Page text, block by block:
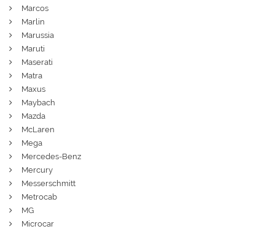
Marcos
Marlin
Marussia
Maruti
Maserati
Matra
Maxus
Maybach
Mazda
McLaren
Mega
Mercedes-Benz
Mercury
Messerschmitt
Metrocab
MG
Microcar